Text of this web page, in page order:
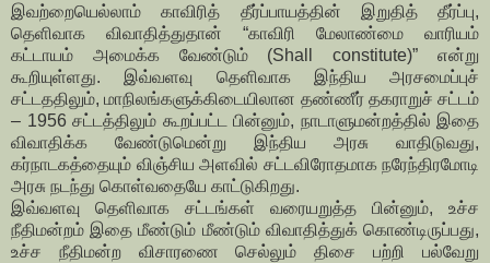
இவற்றையெல்லாம் காவிரித் தீர்ப்பாயத்தின் இறுதித் தீர்ப்பு,
தெளிவாக விவாதித்துதான் “காவிரி மேலாண்மை வாரியம்
கட்டாயம் அமைக்க வேண்டும் (Shall constitute)” என்று
கூறியுள்ளது. இவ்வளவு தெளிவாக இந்திய அரசமைப்புச்
சட்டததிலும், மாநிலங்களுக்கிடையிலான தண்ணீர் தகராறுச் சட்டம்
– 1956 சட்டத்திலும் கூறப்பட்ட பின்னும், நாடாளுமன்றத்தில் இதை
விவாதிக்க வேண்டுமென்று இந்திய அரசு வாதிடுவது,
கர்நாடகத்தையும் விஞ்சிய அளவில் சட்டவிரோதமாக நரேந்திரமோடி
அரசு நடந்து கொள்வதையே காட்டுகிறது.
இவ்வளவு தெளிவாக சட்டங்கள் வரையறுத்த பின்னும், உச்ச
நீதிமன்றம் இதை மீண்டும் மீண்டும் விவாதித்துக் கொண்டிருப்பது,
உச்ச நீதிமன்ற விசாரணை செல்லும் திசை பற்றி பல்வேறு